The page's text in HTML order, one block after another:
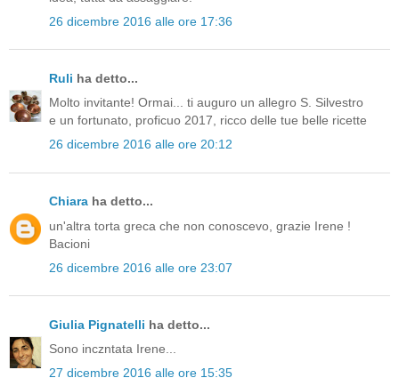
26 dicembre 2016 alle ore 17:36
Ruli ha detto...
Molto invitante! Ormai... ti auguro un allegro S. Silvestro
e un fortunato, proficuo 2017, ricco delle tue belle ricette
26 dicembre 2016 alle ore 20:12
Chiara ha detto...
un'altra torta greca che non conoscevo, grazie Irene !
Bacioni
26 dicembre 2016 alle ore 23:07
Giulia Pignatelli ha detto...
Sono inczntata Irene...
27 dicembre 2016 alle ore 15:35